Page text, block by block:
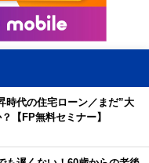
時代の住宅ローン／まだ”大
【FP無料セミナー】